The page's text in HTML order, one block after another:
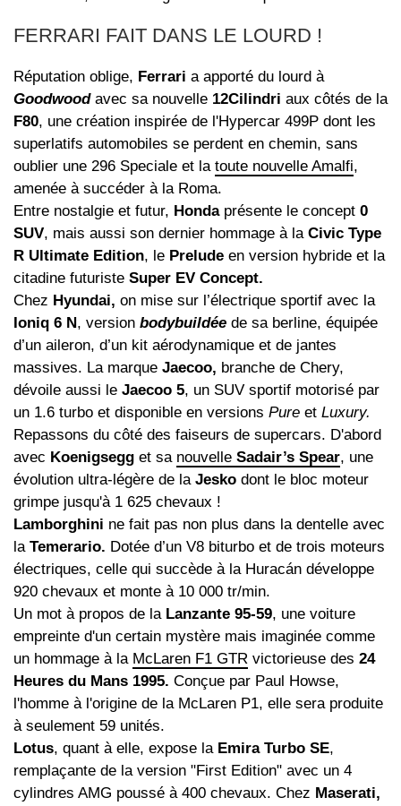
FERRARI FAIT DANS LE LOURD !
Réputation oblige, Ferrari a apporté du lourd à
Goodwoodavec sa nouvelle 12Cilindri aux côtés de la
F80, une création inspirée de l'Hypercar 499P dont les
superlatifs automobiles se perdent en chemin, sans
oublier une 296 Speciale et la toute nouvelle Amalfi,
amenée à succéder à la Roma.
Entre nostalgie et futur, Hondaprésente le concept 0
SUV, mais aussi son dernier hommage à la Civic Type
R Ultimate Edition, le Prelude en version hybride et la
citadine futuriste Super EV Concept.
Chez Hyundai, on mise sur l’électrique sportif avec la
Ioniq 6 N , version bodybuildée de sa berline, équipée
d’un aileron, d’un kit aérodynamique et de jantes
massives. La marque Jaecoo, branche de Chery,
dévoile aussi le Jaecoo 5, un SUV sportif motorisé par
un 1.6 turbo et disponible en versions Pure et Luxury.
Repassons du côté des faiseurs de supercars. D'abord
avec Koenigsegg et sa nouvelle Sadair’s Spear, une
évolution ultra-légère de la Jesko dont le bloc moteur
grimpe jusqu'à 1 625 chevaux !
Lamborghini ne fait pas non plus dans la dentelle avec
la Temerario. Dotée d’un V8 biturbo et de trois moteurs
électriques, celle qui succède à la Huracán développe
920 chevaux et monte à 10 000 tr/min.
Un mot à propos de la Lanzante 95-59, une voiture
empreinte d'un certain mystère mais imaginée comme
un hommage à la McLaren F1 GTR victorieuse des 24
Heures du Mans 1995. Conçue par Paul Howse,
l'homme à l'origine de la McLaren P1, elle sera produite
à seulement 59 unités.
Lotus, quant à elle, expose la Emira Turbo SE,
remplaçante de la version "First Edition" avec un 4
cylindres AMG poussé à 400 chevaux. Chez Maserati,